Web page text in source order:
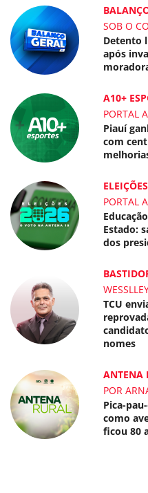
SOB O
Detento
após
A10+
PORTAL
Piauí
com
PORTAL
Estado:
dos
TCU
nomes
ANTENA
POR
Pica-
como
ficou 80